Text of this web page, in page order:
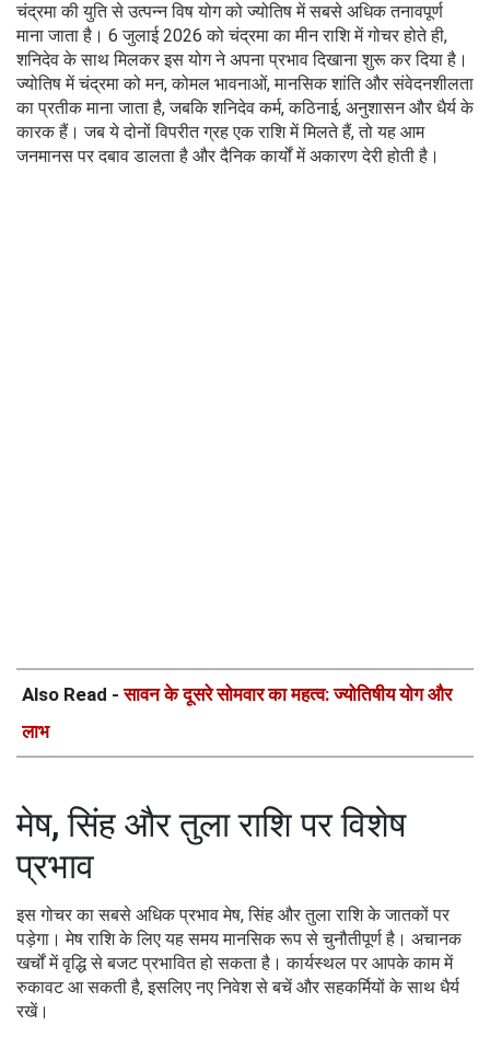
चंद्रमा की युति से उत्पन्न विष योग को ज्योतिष में सबसे अधिक तनावपूर्ण
माना जाता है। 6 जुलाई 2026 को चंद्रमा का मीन राशि में गोचर होते ही,
शनिदेव के साथ मिलकर इस योग ने अपना प्रभाव दिखाना शुरू कर दिया है।
ज्योतिष में चंद्रमा को मन, कोमल भावनाओं, मानसिक शांति और संवेदनशीलता
का प्रतीक माना जाता है, जबकि शनिदेव कर्म, कठिनाई, अनुशासन और धैर्य के
कारक हैं। जब ये दोनों विपरीत ग्रह एक राशि में मिलते हैं, तो यह आम
जनमानस पर दबाव डालता है और दैनिक कार्यों में अकारण देरी होती है।
Also Read -सावन के दूसरे सोमवार का महत्व: ज्योतिषीय योग और
लाभ
मेष, सिंह और तुला राशि पर विशेष
प्रभाव
इस गोचर का सबसे अधिक प्रभाव मेष, सिंह और तुला राशि के जातकों पर
पड़ेगा। मेष राशि के लिए यह समय मानसिक रूप से चुनौतीपूर्ण है। अचानक
खर्चों में वृद्धि से बजट प्रभावित हो सकता है। कार्यस्थल पर आपके काम में
रुकावट आ सकती है, इसलिए नए निवेश से बचें और सहकर्मियों के साथ धैर्य
रखें।